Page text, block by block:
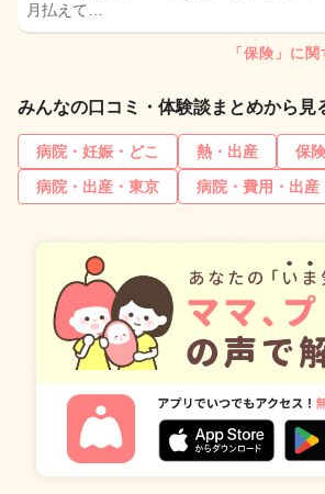
月払えて…
「保険」に
みんなの口コミ・体験談まとめから見
病院・妊娠・どこ 熱・出産
保
病院・出産・東京
病院・費用・出産